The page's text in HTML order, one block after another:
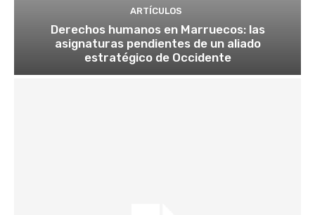
ARTÍCULOS
Derechos humanos en Marruecos: las
asignaturas pendientes de un aliado
estratégico de Occidente